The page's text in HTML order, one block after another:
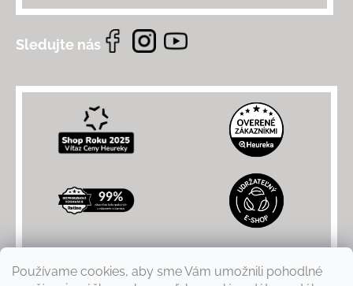
Používame cookies, aby sme Vám umožnili pohodlné
Sledujte nás